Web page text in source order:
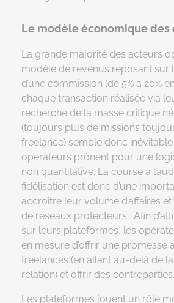
Le modèle économique des
La grande majorité des acteurs
modèle de revenus reposant sur
d’une commission (de 5% à 20%
chaque transaction réalisée via
recherche de la masse critique
(toujours plus de missions
freelance) semble donc
opérateurs prônent pour une
non quantitative. La course à
fidélisation est donc d’une
accroître leur volume d’affaires et
de réseaux protecteurs. Afin
sur leurs plateformes, les
en mesure d’offrir une promesse
freelances (en allant au-delà de
relation) et offrir des contreparties.
Les plateformes jouent un rôle